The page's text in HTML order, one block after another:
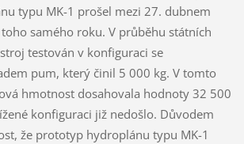
typu MK-1 prošel mezi 27. dubnem
samého roku. V průběhu státních
testován v konfiguraci se
pum, který činil 5 000 kg. V tomto
hmotnost dosahovala hodnoty 32 500
konfiguraci již nedošlo. Důvodem
že prototyp hydroplánu typu MK-1